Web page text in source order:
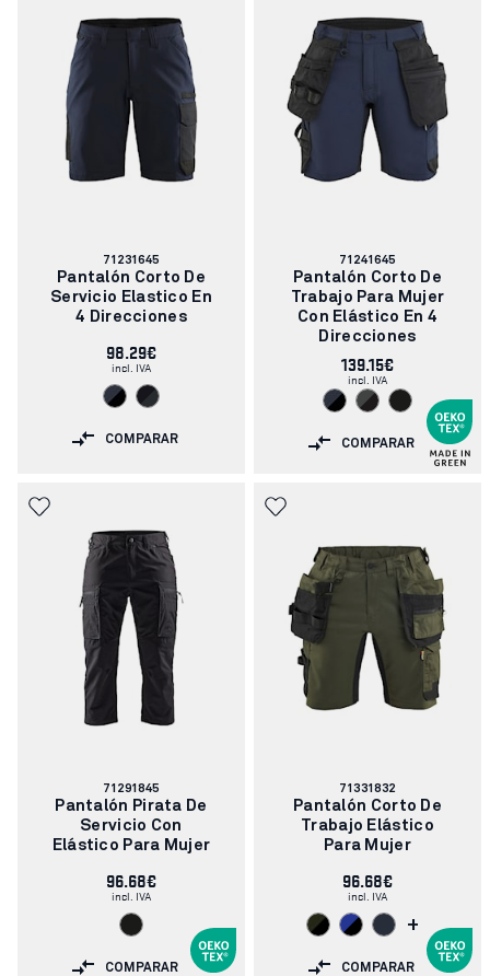
Número
de
artículo:
71231645
Pantalón Corto De
Servicio Elastico En
4 Direcciones
98.29€
incl. IVA
COMPARAR
Número
de
artículo:
71241645
Pantalón Corto De
Trabajo Para Mujer
Con Elástico En 4
Direcciones
139.15€
incl. IVA
COMPARAR
Número
de
artículo:
71291845
Pantalón Pirata De
Servicio Con
Elástico Para Mujer
96.68€
incl. IVA
COMPARAR
Número
de
artículo:
71331832
Pantalón Corto De
Trabajo Elástico
Para Mujer
96.68€
incl. IVA
+
COMPARAR